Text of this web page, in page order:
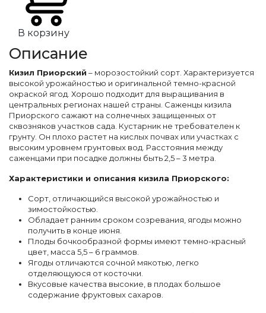
В корзину
Описание
Кизил Приорский – морозостойкий сорт. Характеризуется
высокой урожайностью и оригинальной темно-красной
окраской ягод. Хорошо подходит для выращивания в
центральных регионах нашей страны. Саженцы кизила
Приорского сажают на солнечных защищенных от
сквозняков участков сада. Кустарник не требователен к
грунту. Он плохо растет на кислых почвах или участках с
высоким уровнем грунтовых вод. Расстояния между
саженцами при посадке должны быть 2,5 – 3 метра.
Характеристики и описания кизила Приорского:
Сорт, отличающийся высокой урожайностью и
зимостойкостью.
Обладает ранним сроком созревания, ягоды можно
получить в конце июня.
Плоды бочкообразной формы имеют темно-красный
цвет, масса 5,5 – 6 граммов.
Ягоды отличаются сочной мякотью, легко
отделяющуюся от косточки.
Вкусовые качества высокие, в плодах большое
содержание фруктовых сахаров.